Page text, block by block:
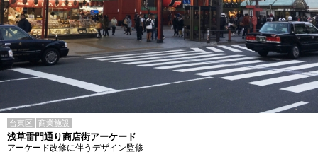
台東区 商業施設
浅草雷門通り商店街アーケード
アーケード改修に伴うデザイン監修